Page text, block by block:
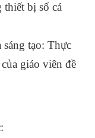
thiết bị số cá
tạo: Thực
giáo viên đề